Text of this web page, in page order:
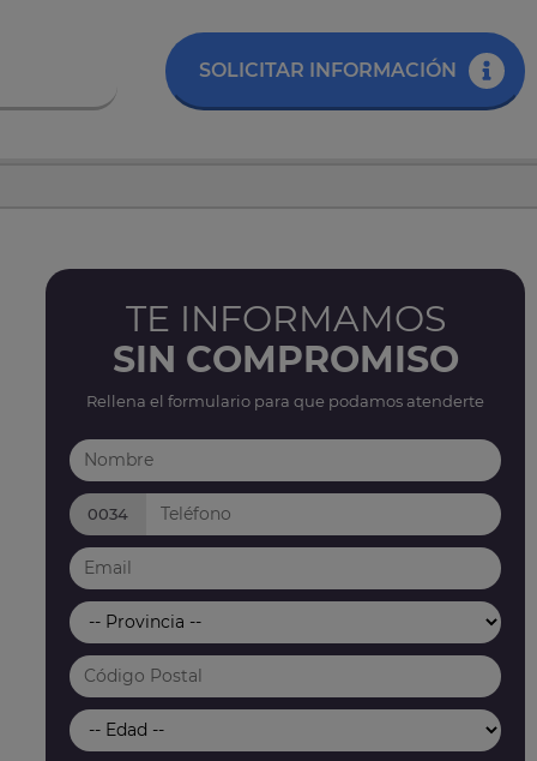
SOLICITAR INFORMACIÓN
TE INFORMAMOS
SIN COMPROMISO
Rellena el formulario para que podamos atenderte
0034